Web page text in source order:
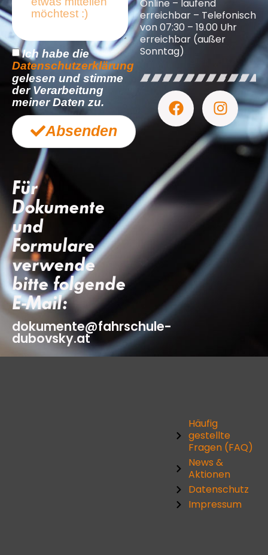
Online – laufend
erreichbar – Telefonisch
von 07:30 – 19.00 Uhr
erreichbar (außer
Sonntag)
Ich habe die
Datenschutzerklärung
gelesen und stimme
der Verarbeitung
meiner Daten zu.
Absenden
Für
Dokumente
und
Formulare
verwende
bitte folgende
E-Mail:
dokumente@fahrschule-
dubovsky.at
Häufig
gestellte
Fragen (FAQ)
News &
Aktionen
Datenschutz
Impressum